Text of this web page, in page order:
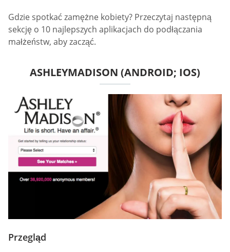
Gdzie spotkać zamężne kobiety? Przeczytaj następną
sekcję o 10 najlepszych aplikacjach do podłączania
małżeństw, aby zacząć.
ASHLEYMADISON (ANDROID; IOS)
Przegląd